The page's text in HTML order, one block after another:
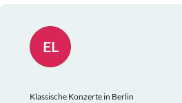
EL
Klassische Konzerte in Berlin